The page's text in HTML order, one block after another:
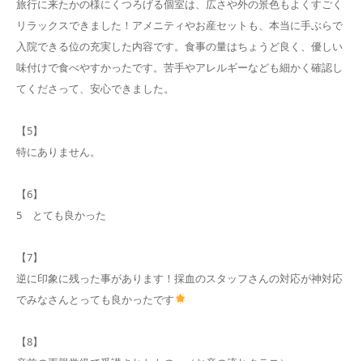
旅行に来たかの様にくつろげる個室は、広さや外の景色もよくすごく
リラックスできました！アメニティやお産セットも、本当に手ぶらで
入院できる位の充実した内容です。食事の量はちょうど良く、優しい
味付けで食べやすかったです。苦手やアレルギーなども細かく確認し
てくださって、安心できました。
【5】
特にありません。
【6】
5 とても良かった
【7】
逆に印象に残った事があります！採血のスタッフさんの対応が神対応
でみなさんとっても良かったです
【8】